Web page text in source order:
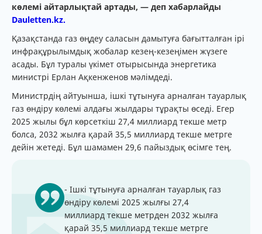
көлемі айтарлықтай артады, — деп хабарлайды
Dauletten.kz.
Қазақстанда газ өңдеу саласын дамытуға бағытталған ірі
инфрақұрылымдық жобалар кезең-кезеңімен жүзеге
асады. Бұл туралы үкімет отырысында энергетика
министрі Ерлан Ақкенженов мәлімдеді.
Министрдің айтуынша, ішкі тұтынуға арналған тауарлық
газ өндіру көлемі алдағы жылдары тұрақты өседі. Егер
2025 жылы бұл көрсеткіш 27,4 миллиард текше метр
болса, 2032 жылға қарай 35,5 миллиард текше метрге
дейін жетеді. Бұл шамамен 29,6 пайыздық өсімге тең.
- Ішкі тұтынуға арналған тауарлық газ
өндіру көлемі 2025 жылғы 27,4
миллиард текше метрден 2032 жылға
қарай 35,5 миллиард текше метрге